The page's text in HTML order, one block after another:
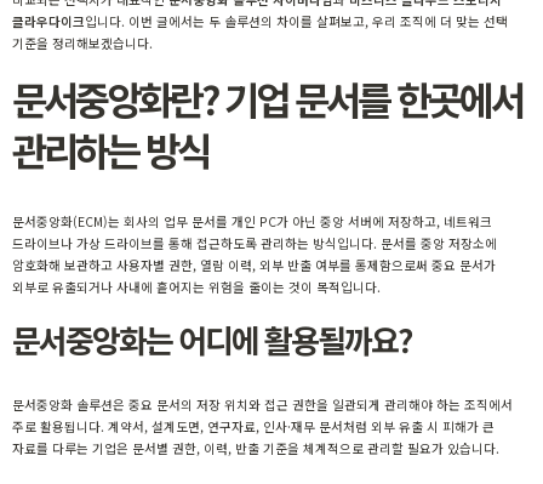
클라우다이크입니다. 이번 글에서는 두 솔루션의 차이를 살펴보고, 우리 조직에 더 맞는 선택
기준을 정리해보겠습니다.
문서중앙화란? 기업 문서를 한곳에서
관리하는 방식
문서중앙화(ECM)는 회사의 업무 문서를 개인 PC가 아닌 중앙 서버에 저장하고, 네트워크
드라이브나 가상 드라이브를 통해 접근하도록 관리하는 방식입니다. 문서를 중앙 저장소에
암호화해 보관하고 사용자별 권한, 열람 이력, 외부 반출 여부를 통제함으로써 중요 문서가
외부로 유출되거나 사내에 흩어지는 위험을 줄이는 것이 목적입니다.
문서중앙화는 어디에 활용될까요?
문서중앙화 솔루션은 중요 문서의 저장 위치와 접근 권한을 일관되게 관리해야 하는 조직에서
주로 활용됩니다. 계약서, 설계도면, 연구자료, 인사·재무 문서처럼 외부 유출 시 피해가 큰
자료를 다루는 기업은 문서별 권한, 이력, 반출 기준을 체계적으로 관리할 필요가 있습니다.